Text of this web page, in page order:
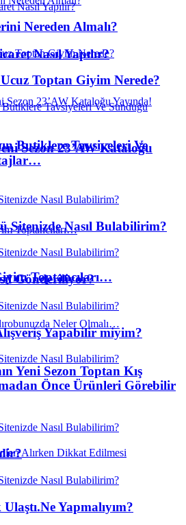
Nasıl Yapılır?
Sezon 23’AW Kataloğu
Toptancıları…
Yeni Sezon Toptan Kış
Nereden Almalı?
Toptan Giyim Nerede?
Butiklere Tavsiyeleri Ve
Sitenizde Nasıl Bulabilirim?
Gönderiliyor?
Yapabilir miyim?
Önce Ürünleri Görebilir
Yapmalıyım?